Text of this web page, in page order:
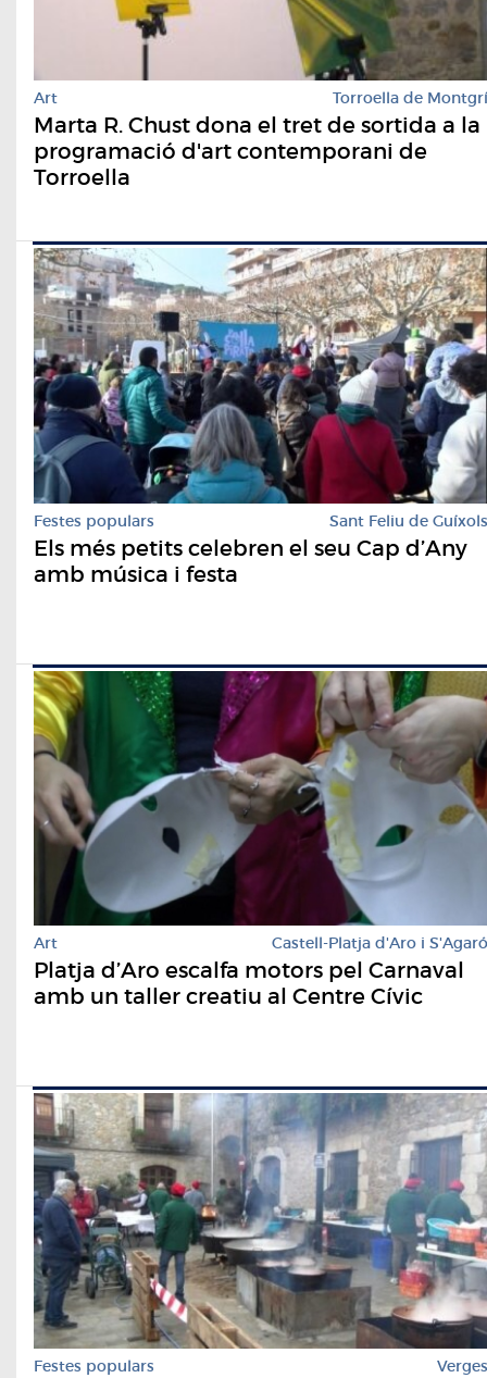
Art Torroella de Montgrí
Marta R. Chust dona el tret de sortida a la
programació d'art contemporani de
Torroella
Festes populars Sant Feliu de Guíxols
Els més petits celebren el seu Cap d’Any
amb música i festa
Art Castell-Platja d'Aro i S'Agaró
Platja d’Aro escalfa motors pel Carnaval
amb un taller creatiu al Centre Cívic
Festes populars Verges